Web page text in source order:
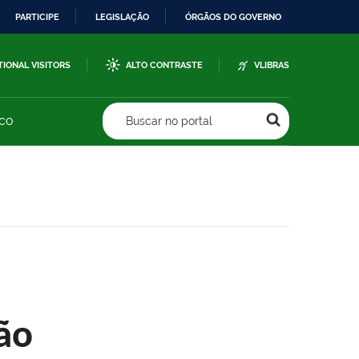
PARTICIPE LEGISLAÇÃO ÓRGÃOS DO GOVERNO
VISITORS ALTO CONTRASTE VLIBRAS
Buscar no portal